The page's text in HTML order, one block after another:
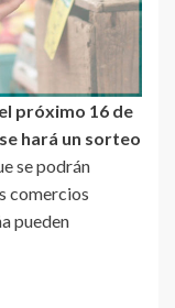
próximo 16 de
hará un sorteo
se podrán
comercios
pueden